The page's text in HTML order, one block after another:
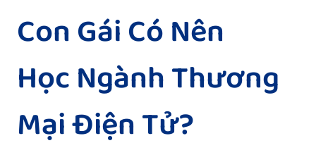
Con Gái Có Nên
Học Ngành Thương
Mại Điện Tử?